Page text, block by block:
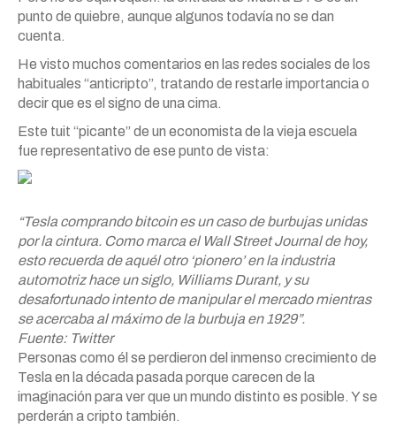
punto de quiebre, aunque algunos todavía no se dan
cuenta.
He visto muchos comentarios en las redes sociales de los
habituales “anticripto”, tratando de restarle importancia o
decir que es el signo de una cima.
Este tuit “picante” de un economista de la vieja escuela
fue representativo de ese punto de vista:
“Tesla comprando bitcoin es un caso de burbujas unidas
por la cintura. Como marca el Wall Street Journal de hoy,
esto recuerda de aquél otro ‘pionero’ en la industria
automotriz hace un siglo, Williams Durant, y su
desafortunado intento de manipular el mercado mientras
se acercaba al máximo de la burbuja en 1929”.
Fuente: Twitter
Personas como él se perdieron del inmenso crecimiento de
Tesla en la década pasada porque carecen de la
imaginación para ver que un mundo distinto es posible. Y se
perderán a cripto también.